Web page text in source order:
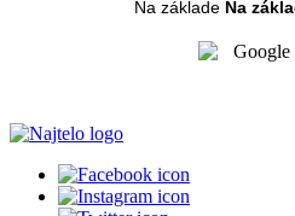
Na základe Na